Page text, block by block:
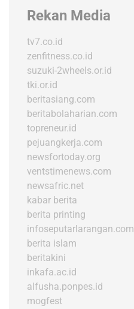
Rekan Media
tv7.co.id
zenfitness.co.id
suzuki-2wheels.or.id
tki.or.id
beritasiang.com
beritabolaharian.com
topreneur.id
pejuangkerja.com
newsfortoday.org
ventstimenews.com
newsafric.net
kabar berita
berita printing
infoseputarlarangan.com
berita islam
beritakini
inkafa.ac.id
alfusha.ponpes.id
mogfest